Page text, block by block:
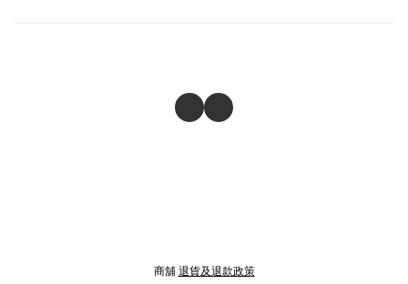
商舖 退貨及退款政策